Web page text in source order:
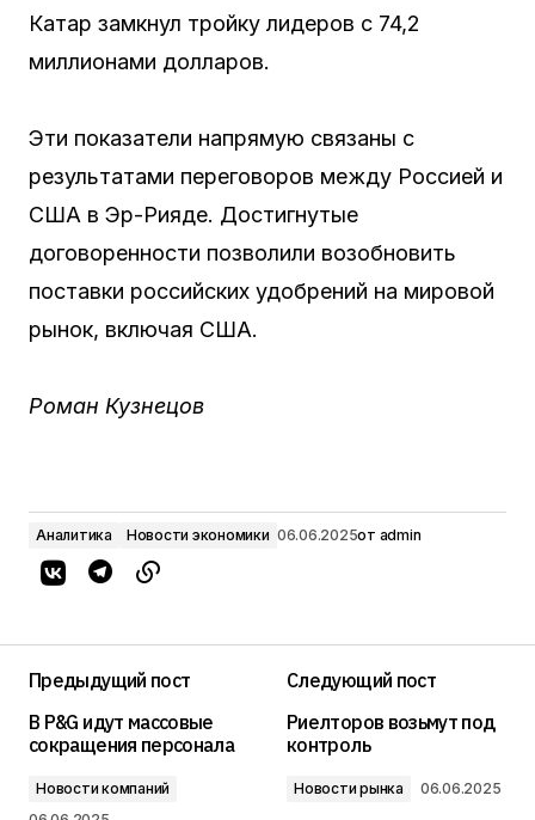
Катар замкнул тройку лидеров с 74,2
миллионами долларов.
Эти показатели напрямую связаны с
результатами переговоров между Россией и
США в Эр-Рияде. Достигнутые
договоренности позволили возобновить
поставки российских удобрений на мировой
рынок, включая США.
Роман Кузнецов
Аналитика Новости экономики 06.06.2025от admin
Предыдущий пост
В P&G идут массовые
сокращения персонала
Новости компаний
Следующий пост
Риелторов возьмут под
контроль
Новости рынка 06.06.2025